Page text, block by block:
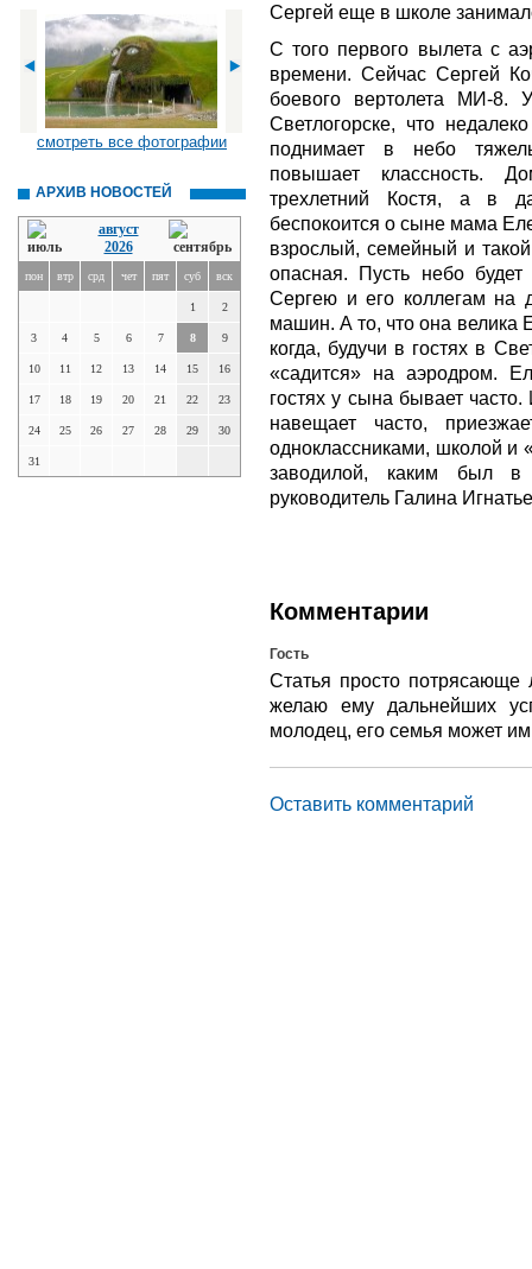
смотреть все фотографии
АРХИВ НОВОСТЕЙ
август
2026
пон втр срд чет пят суб вск
1 2
3 4 5 6 7 8 9
10 11 12 13 14 15 16
17 18 19 20 21 22 23
24 25 26 27 28 29 30
31
Сергей еще в школе
С того первого вылета с
времени. Сейчас Сергей
боевого вертолета МИ-8.
Светлогорске, что
поднимает в небо
повышает классность.
трехлетний Костя, а в
беспокоится о сыне мама
взрослый, семейный и
опасная. Пусть небо
Сергею и его коллегам на
машин. А то, что она велика
когда, будучи в гостях в
«садится» на аэродром.
гостях у сына бывает
навещает часто,
одноклассниками, школой
заводилой, каким был
руководитель Галина
Комментарии
Гость
Статья просто потрясающе
желаю ему дальнейших
молодец, его семья может им
Оставить комментарий